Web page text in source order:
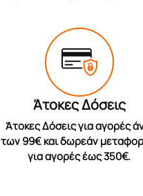
Άτοκες Δόσεις
Άτοκες Δόσεις για αγορές
των 99€ και δωρεάν
για αγορές έως 350€.